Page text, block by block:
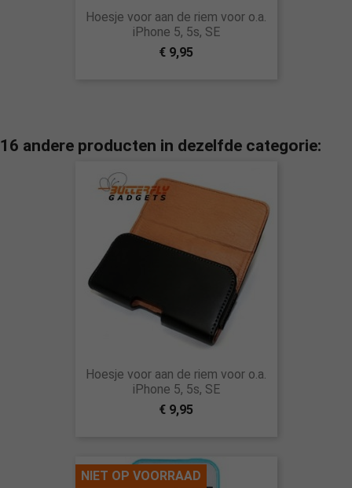
Hoesje voor aan de riem voor o.a.
iPhone 5, 5s, SE
€ 9,95
16 andere producten in dezelfde categorie:
Hoesje voor aan de riem voor o.a.
iPhone 5, 5s, SE
€ 9,95
NIET OP VOORRAAD